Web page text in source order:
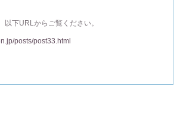
以下URLからご覧ください。
posts/post33.html